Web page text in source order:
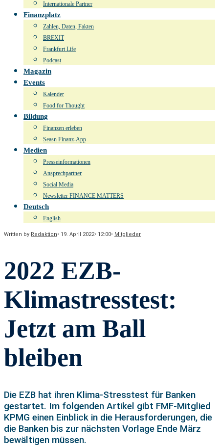
Internationale Partner
Finanzplatz
Zahlen, Daten, Fakten
BREXIT
Frankfurt Life
Podcast
Magazin
Events
Kalender
Food for Thought
Bildung
Finanzen erleben
Seasn Finanz-App
Medien
Presseinformationen
Ansprechpartner
Social Media
Newsletter FINANCE MATTERS
Deutsch
English
Written by Redaktion• 19. April 2022• 12:00• Mitglieder
2022 EZB-
Klimastresstest:
Jetzt am Ball
bleiben
Die EZB hat ihren Klima-Stresstest für Banken
gestartet. Im folgenden Artikel gibt FMF-Mitglied
KPMG einen Einblick in die Herausforderungen, die
die Banken bis zur nächsten Vorlage Ende März
bewältigen müssen.